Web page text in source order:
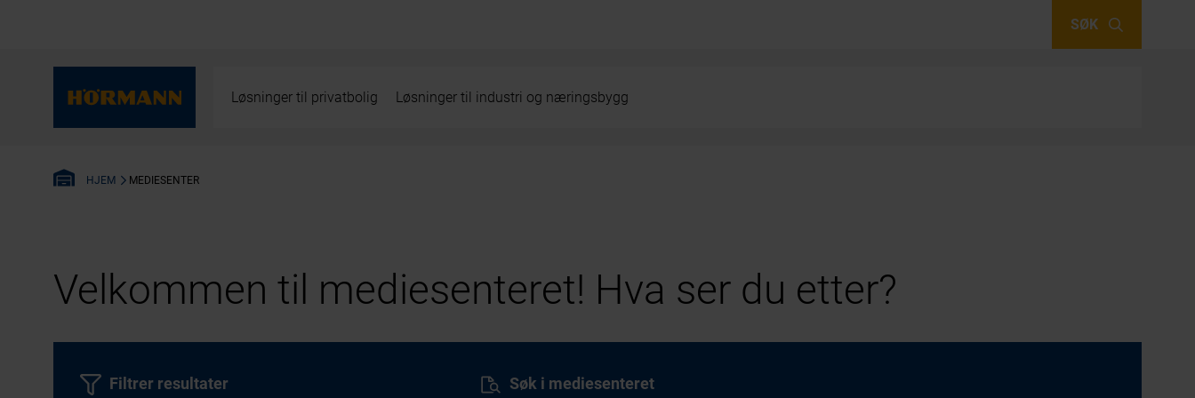
SØK
Løsninger til privatbolig Løsninger til industri og næringsbygg
HJEM MEDIESENTER
Velkommen til mediesenteret! Hva ser du etter?
Søk i mediesenteret
Filtrer resultater